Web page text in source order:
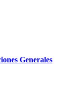
Generales